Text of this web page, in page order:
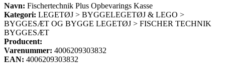
Navn: Fischertechnik Plus Opbevarings Kasse
Kategori: LEGETØJ > BYGGELEGETØJ & LEGO >
BYGGESÆT OG BYGGE LEGETØJ > FISCHER TECHNIK
BYGGESÆT
Producent:
Varenummer: 4006209303832
EAN: 4006209303832